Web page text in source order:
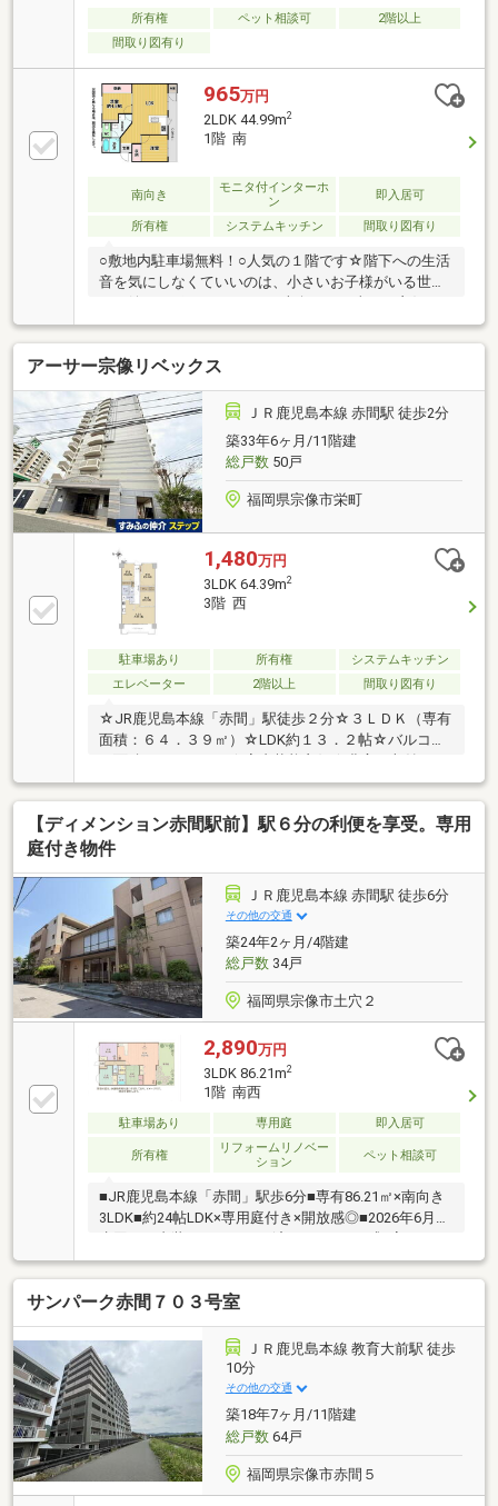
所有権 ペット相談可
2階以上
間取り図有り
965万円
2LDK 44.99m2
1階 南
南向き
モニタ付インターホ
ン
即入居可
所有権 システムキッチン 間取り図有り
○敷地内駐車場無料！○人気の１階です☆階下への生活
音を気にしなくていいのは、小さいお子様がいる世帯
す○L字型のシステムキッチンです☆作業スペースが広
いのは嬉しいポイントですね○３人世帯や二人暮ら
し、お荷物の多い方、在宅ワーク専用スペースを確保
したい方、ゆとりのある間取りでまったりくつろぎた
い単身者にもオススメの間取りです○閑静な住宅街に
ある落ち着いた住環境です○小学校は徒歩６分と毎日
の通学に便利ですね【当社自慢のワンストップサービ
ス】・当社在籍スタッフはリフォーム、ローンに関す
るエキスパート！
アーサー宗像リベックス
ＪＲ鹿児島本線 赤間駅 徒歩2分
築33年6ヶ月/11階建
総戸数50戸
福岡県宗像市栄町
1,480万円
3LDK 64.39m2
3階 西
駐車場あり 所有権
システムキッチン
エレベーター
2階以上 間取り図有り
☆JR鹿児島本線「赤間」駅徒歩２分☆３ＬＤＫ（専有
面積：６４．３９㎡）☆LDK約１３．２帖☆バルコニ
ース
【ディメンション赤間駅前】駅６分の利便を享受。専用
庭付き物件
ＪＲ鹿児島本線 赤間駅 徒歩6分
その他の交通
築24年2ヶ月/4階建
総戸数34戸
福岡県宗像市土穴２
2,890万円
3LDK 86.21m2
1階 南西
駐車場あり 専用庭 即入居可
所有権
リフォームリノベー
ション
ペット相談可
■JR鹿児島本線「赤間」駅歩6分■専有86.21㎡×南向き
3LDK■約24帖LDK×専用庭付き×開放感◎■2026年6月、
ンで家事もスムーズ■スーパー・コンビニ・郵便局・
銀行が徒歩10分圏内■エレベーター完備、駐輪場・駐
車場あり赤間駅から徒歩6分、平坦な道を歩ける便利
な立地。水回りと内装をリフォーム済みで、入居後す
ぐに気持ちよく暮らせます。専用庭のある24帖のLDK
はお子さまの遊び場にもぴったり。スーパーや学校も
近く、子育て世代に安心の住環境です。
サンパーク赤間７０３号室
ＪＲ鹿児島本線 教育大前駅 徒歩
10分
その他の交通
築18年7ヶ月/11階建
総戸数64戸
福岡県宗像市赤間５